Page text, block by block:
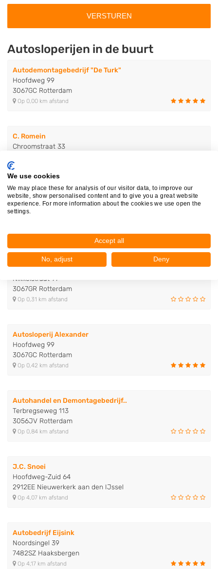
Autosloperijen in de buurt
Autodemontagebedrijf "De Turk"
Hoofdweg 99
3067GC Rotterdam
Op 0,00 km afstand
C. Romein
Chroomstraat 33
Autosloperij Kralingen B.V.
Hoofdweg 131
Op 0,28 km afstand
Autodemontagebedrijf De Populie..
Nikkelstraat 97
3067GR Rotterdam
Op 0,31 km afstand
Autosloperij Alexander
Hoofdweg 99
3067GC Rotterdam
Op 0,42 km afstand
Autohandel en Demontagebedrijf..
Terbregseweg 113
3056JV Rotterdam
Op 0,84 km afstand
J.C. Snoei
Hoofdweg-Zuid 64
2912EE Nieuwerkerk aan den IJssel
Op 4,07 km afstand
Autobedrijf Eijsink
Noordsingel 39
7482SZ Haaksbergen
Op 4,17 km afstand
We use cookies
We may place these for analysis of our visitor data, to improve our
website, show personalised content and to give you a great website
experience. For more information about the cookies we use open the
settings.
Accept all
No, adjust Deny